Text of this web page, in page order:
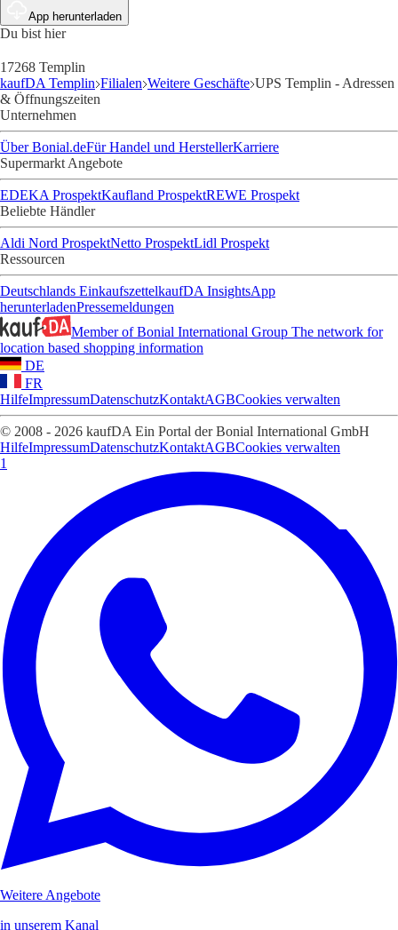
App herunterladen
Du bist hier
17268 Templin
kaufDA Templin Filialen Weitere Geschäfte UPS Templin - Adressen
& Öffnungszeiten
Unternehmen
Über Bonial.deFür Handel und HerstellerKarriere
Supermarkt Angebote
EDEKA ProspektKaufland ProspektREWE Prospekt
Beliebte Händler
Aldi Nord ProspektNetto ProspektLidl Prospekt
Ressourcen
Deutschlands EinkaufszettelkaufDA InsightsApp
herunterladenPressemeldungen
Member of Bonial International Group The network for
location based shopping information
DE
FR
HilfeImpressumDatenschutzKontaktAGBCookies verwalten
© 2008 - 2026 kaufDA Ein Portal der Bonial International GmbH
HilfeImpressumDatenschutzKontaktAGBCookies verwalten
1
Weitere Angebote
in unserem Kanal